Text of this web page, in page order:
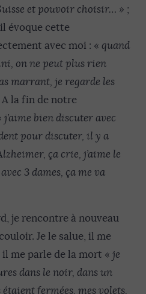
et pouvoir choisir… » ;
évoque cette
avec moi : « quand
on ne peut plus rien
marrant, je regarde les
A la fin de notre
j’aime bien discuter avec
pour discuter, il y a
ça crie, j’aime le
3 dames, ça me va
je rencontre à nouveau
Je le salue, il me
me parle de la mort « je
dans le noir, dans un
fermées, mes volets,